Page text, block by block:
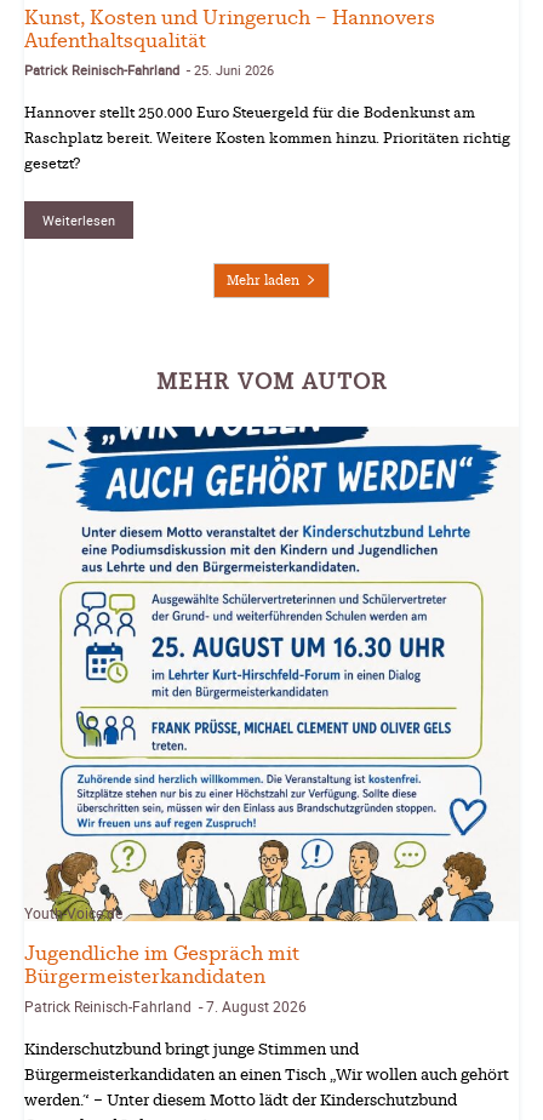
Kunst, Kosten und Uringeruch – Hannovers
Aufenthaltsqualität
Patrick Reinisch-Fahrland - 25. Juni 2026
Hannover stellt 250.000 Euro Steuergeld für die Bodenkunst am
Raschplatz bereit. Weitere Kosten kommen hinzu. Prioritäten richtig
gesetzt?
Weiterlesen
Mehr laden
MEHR VOM AUTOR
Youth-Voice.de
Jugendliche im Gespräch mit
Bürgermeisterkandidaten
Patrick Reinisch-Fahrland -7. August 2026
Kinderschutzbund bringt junge Stimmen und
Bürgermeisterkandidaten an einen Tisch „Wir wollen auch gehört
werden.“ – Unter diesem Motto lädt der Kinderschutzbund